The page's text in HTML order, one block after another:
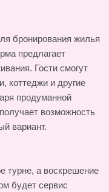
бронирования жилья
предлагает
Гости смогут
коттеджи и другие
продуманной
возможность
вариант.
турне, а воскрешение
будет сервис